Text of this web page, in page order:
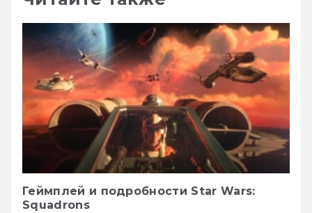
Геймплей и подробности Star Wars:
Squadrons